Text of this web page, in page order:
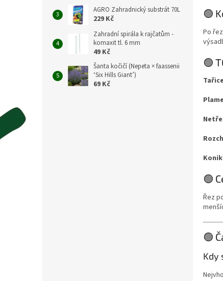
AGRO Zahradnický substrát 70L
229 Kč
Zahradní spirála k rajčatům -
komaxit tl. 6 mm
49 Kč
Šanta kočičí (Nepeta × faassenii
‘Six Hills Giant’)
69 Kč
🟢
Po
🟢
🟢
Řez
🟢
Kdy